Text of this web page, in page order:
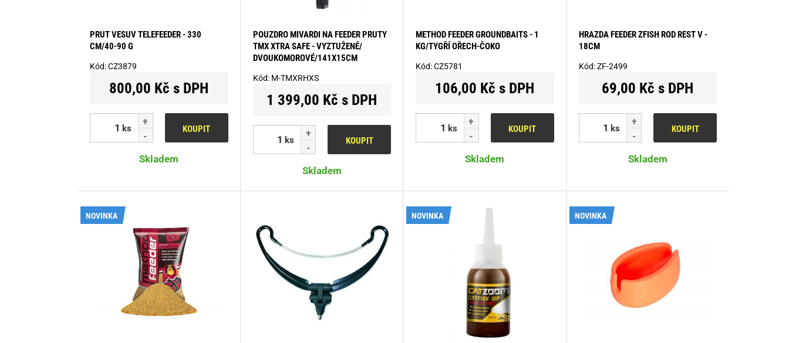
PRUT VESUV TELEFEEDER - 330
CM/40-90 G
Kód:CZ3879
800,00 Kč s DPH
ks KOUPIT
Skladem
POUZDRO MIVARDI NA FEEDER PRUTY
TMX XTRA SAFE - VYZTUŽENÉ/
DVOUKOMOROVÉ/141X15CM
Kód: M-TMXRHXS
1 399,00 Kč s DPH
ks KOUPIT
Skladem
METHOD FEEDER GROUNDBAITS - 1
KG/TYGŘÍ OŘECH-ČOKO
Kód:CZ5781
106,00 Kč s DPH
ks KOUPIT
Skladem
HRAZDA FEEDER ZFISH ROD REST V -
18CM
Kód:ZF-2499
69,00 Kč s DPH
ks KOUPIT
Skladem
NOVINKA NOVINKA NOVINKA